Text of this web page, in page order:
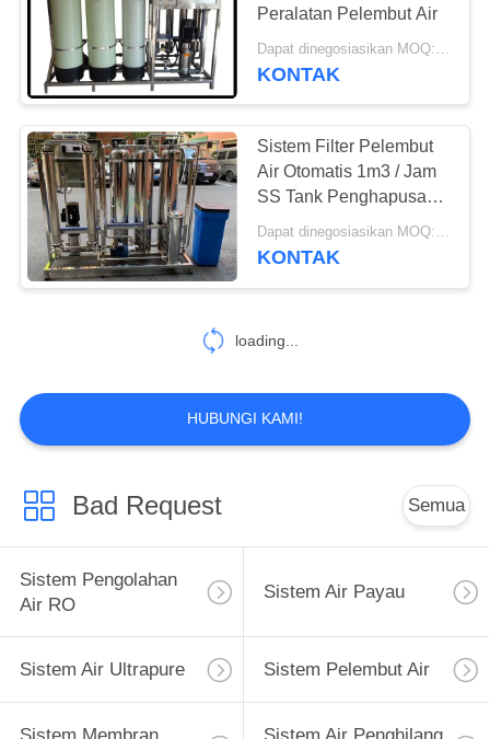
sistem desalinasi air
laut
34
Sistem Pengisian
11
Sistem Sterilisasi
Ozon
12
Peralatan Pelembut Air
Dapat dinegosiasikan MOQ:> = 1 set
KONTAK
Sistem Filter Pelembut
Air Otomatis 1m3 / Jam
SS Tank Penghapusan
Garam Kekerasan
Dapat dinegosiasikan MOQ:> = 1 set
KONTAK
loading...
HUBUNGI KAMI!
Bad Request Semua
Sistem Pengolahan
Air RO
Sistem Air Payau
Sistem Air Ultrapure Sistem Pelembut Air